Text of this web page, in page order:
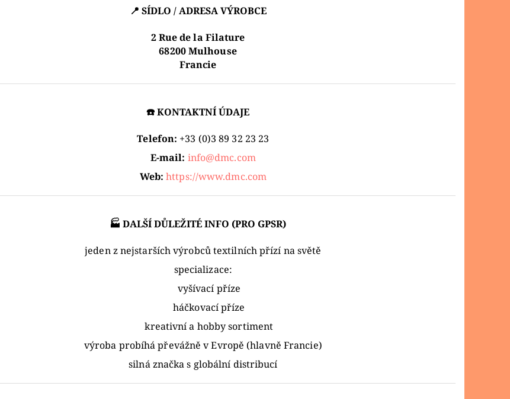
📍 SÍDLO / ADRESA VÝROBCE
2 Rue de la Filature
68200 Mulhouse
Francie
☎️ KONTAKTNÍ ÚDAJE
Telefon: +33 (0)3 89 32 23 23
E-mail: info@dmc.com
Web: https://www.dmc.com
🏭 DALŠÍ DŮLEŽITÉ INFO (PRO GPSR)
jeden z nejstarších výrobců textilních přízí na světě
specializace:
vyšívací příze
háčkovací příze
kreativní a hobby sortiment
výroba probíhá převážně v Evropě (hlavně Francie)
silná značka s globální distribucí